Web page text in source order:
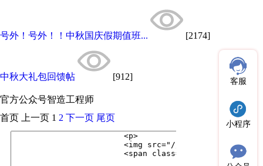
号外！号外！！中秋国庆假期值班... [2174]
中秋大礼包回馈帖 [912]
官方公众号智造工程师
客服
小程序
首页 上一页 1 2 下一页 尾页